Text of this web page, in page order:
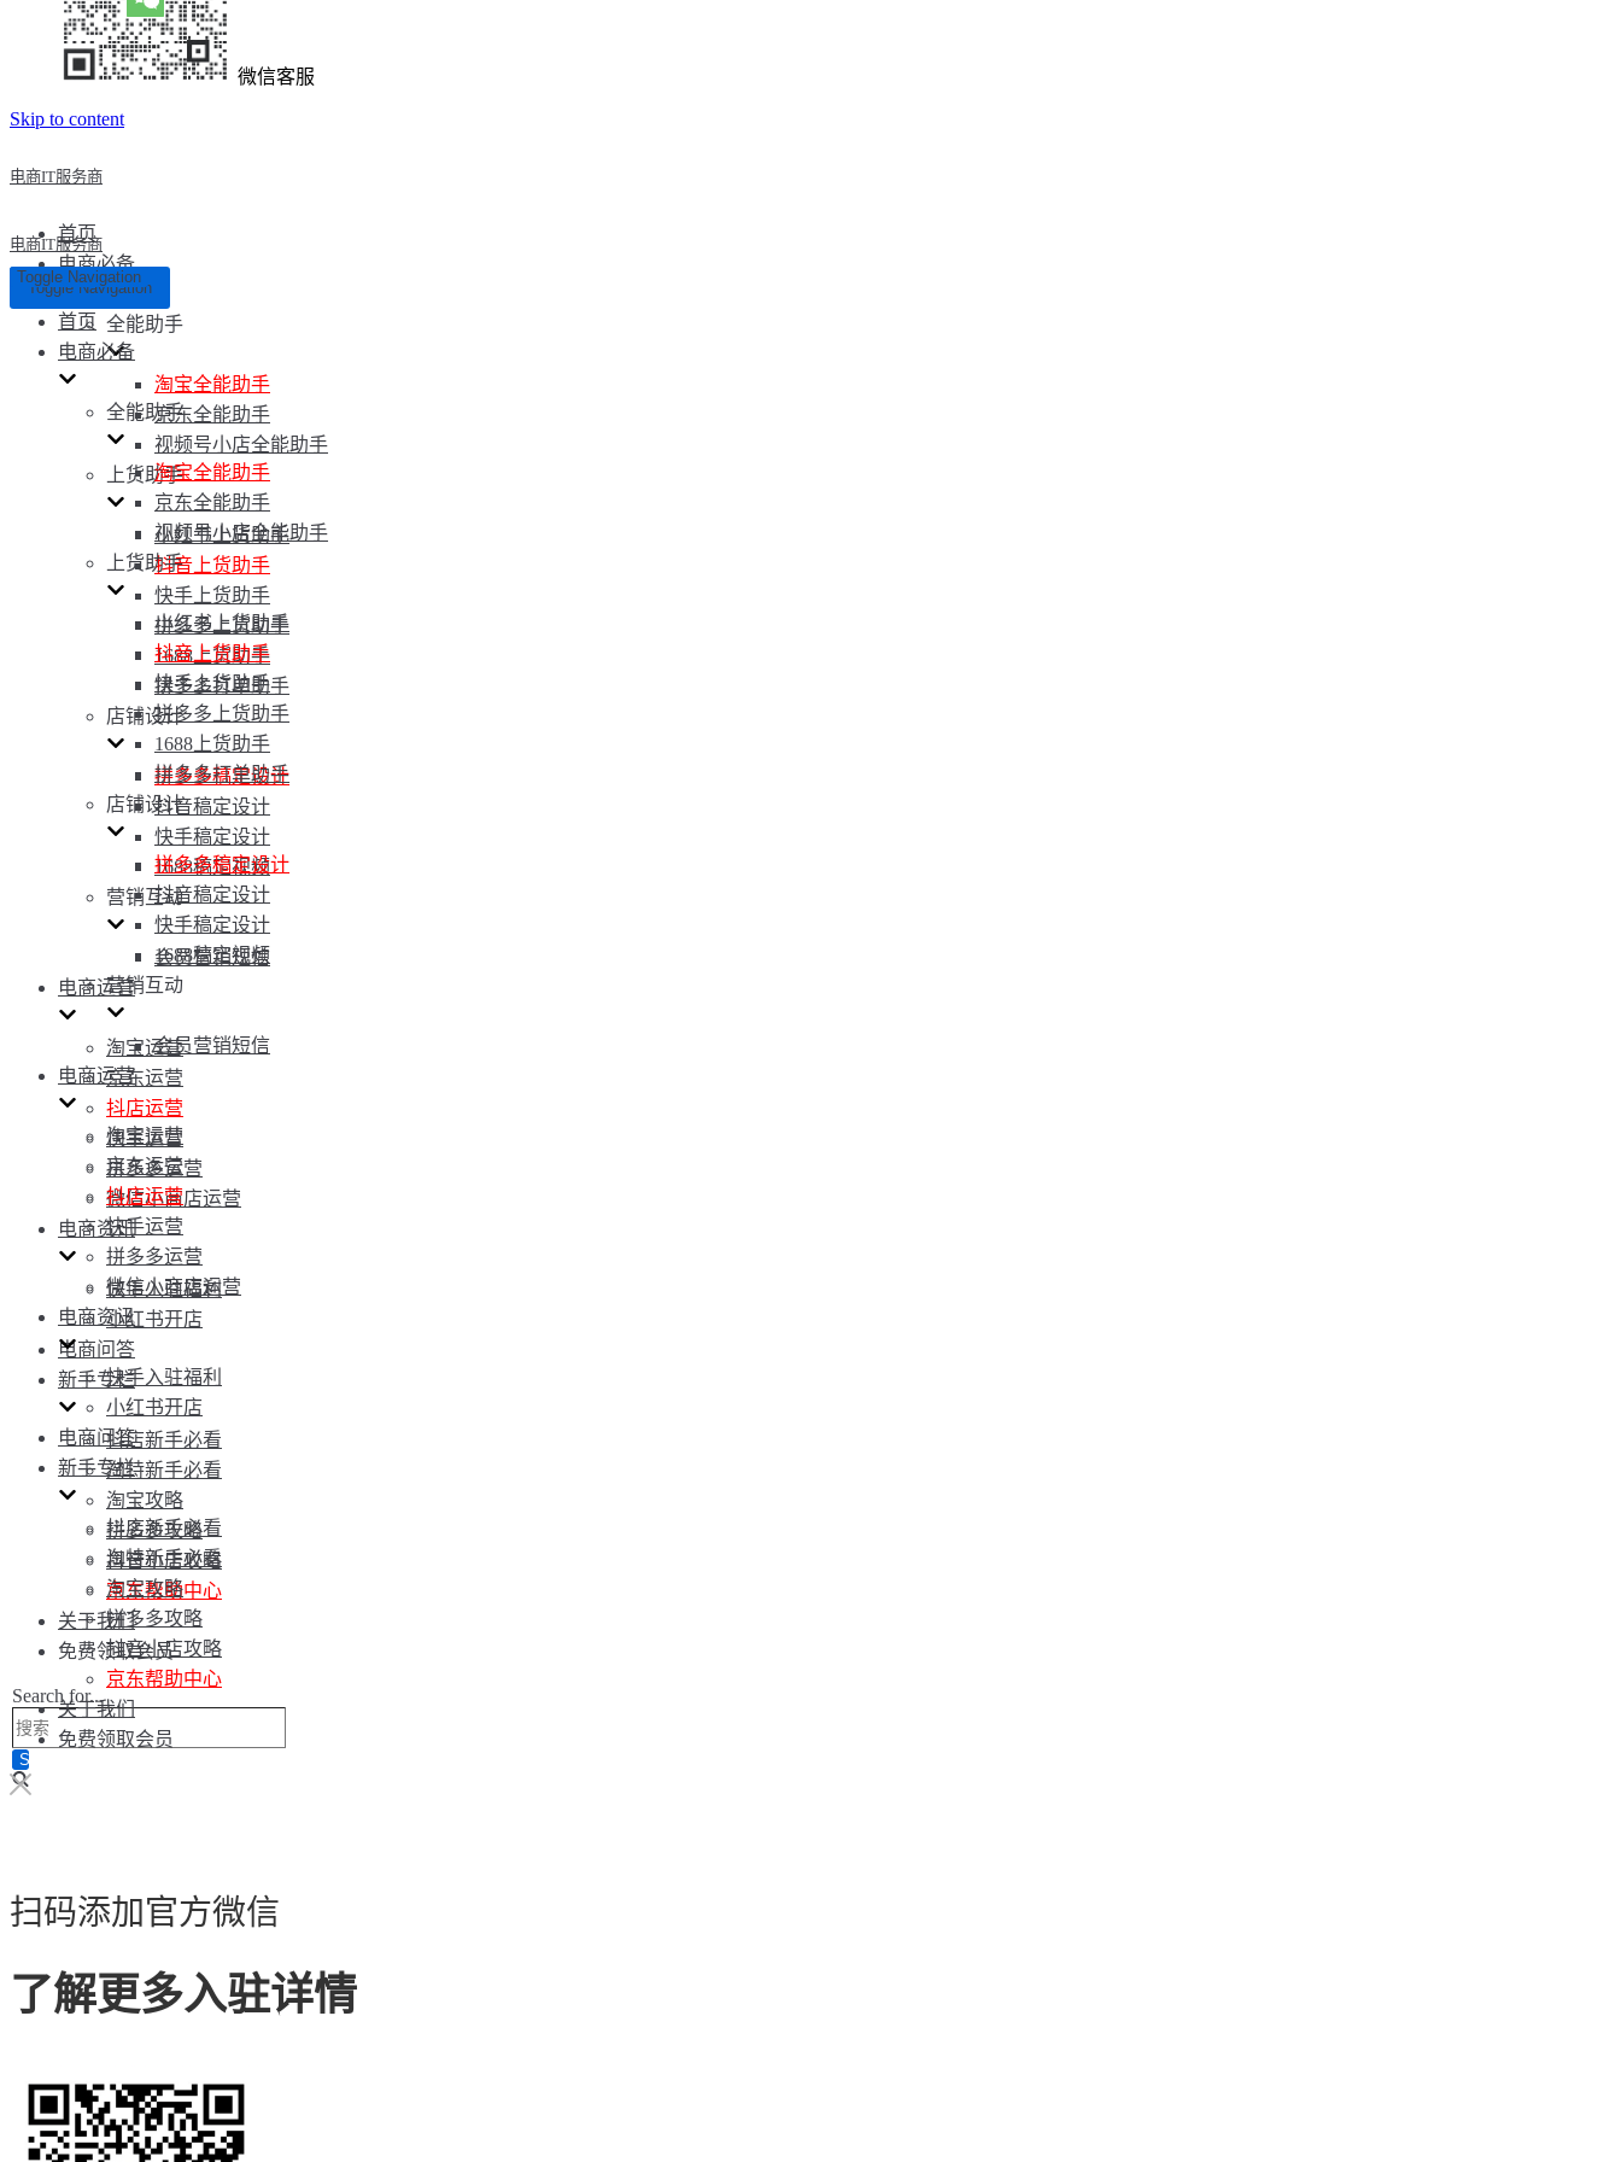
微信客服
Skip to content
电商IT服务商
首页
电商必备
全能助手
淘宝全能助手
京东全能助手
视频号小店全能助手
上货助手
小红书上货助手
抖音上货助手
快手上货助手
拼多多上货助手
1688上货助手
拼多多打单助手
店铺设计
拼多多稿定设计
抖音稿定设计
快手稿定设计
1688稿定视频
营销互动
会员营销短信
电商运营
淘宝运营
京东运营
抖店运营
快手运营
拼多多运营
微信小商店运营
电商资讯
快手入驻福利
小红书开店
电商问答
新手专栏
抖店新手必看
淘特新手必看
淘宝攻略
拼多多攻略
抖音小店攻略
京东帮助中心
关于我们
免费领取会员
Search for...
电商IT服务商
Toggle Navigation
Toggle Navigation
首页
电商必备
全能助手
淘宝全能助手
京东全能助手
视频号小店全能助手
上货助手
小红书上货助手
抖音上货助手
快手上货助手
拼多多上货助手
1688上货助手
拼多多打单助手
店铺设计
拼多多稿定设计
抖音稿定设计
快手稿定设计
1688稿定视频
营销互动
会员营销短信
电商运营
淘宝运营
京东运营
抖店运营
快手运营
拼多多运营
微信小商店运营
电商资讯
快手入驻福利
小红书开店
电商问答
新手专栏
抖店新手必看
淘特新手必看
淘宝攻略
拼多多攻略
抖音小店攻略
京东帮助中心
关于我们
免费领取会员
扫码添加官方微信
了解更多入驻详情